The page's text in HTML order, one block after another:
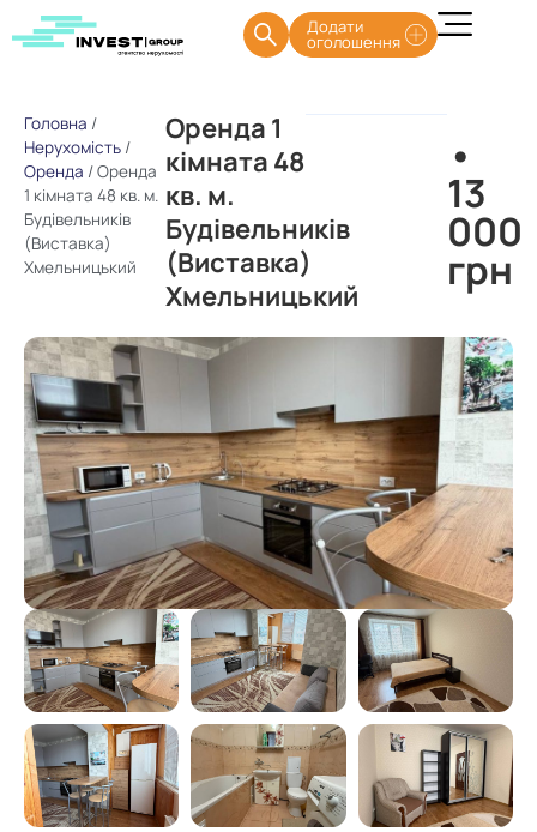
Додати
оголошення
Головна /
Нерухомість /
Оренда /Оренда
1 кімната 48 кв. м.
Будівельників
(Виставка)
Хмельницький
Оренда 1
кімната 48
кв. м.
Будівельників
(Виставка)
Хмельницький
•
13
000
грн